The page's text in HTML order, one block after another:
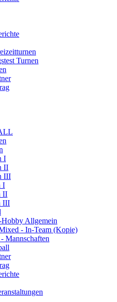
Turnen
I
II
III
I
II
III
Allgemein
- In-Team (Kopie)
Mannschaften